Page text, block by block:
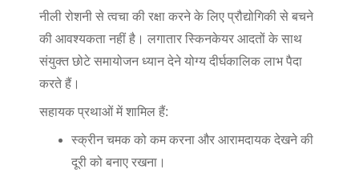
नीली रोशनी से त्वचा की रक्षा करने के लिए प्रौद्योगिकी से बचने
की आवश्यकता नहीं है। लगातार स्किनकेयर आदतों के साथ
संयुक्त छोटे समायोजन ध्यान देने योग्य दीर्घकालिक लाभ पैदा
करते हैं।
सहायक प्रथाओं में शामिल हैं:
स्क्रीन चमक को कम करना और आरामदायक देखने की
दूरी को बनाए रखना।